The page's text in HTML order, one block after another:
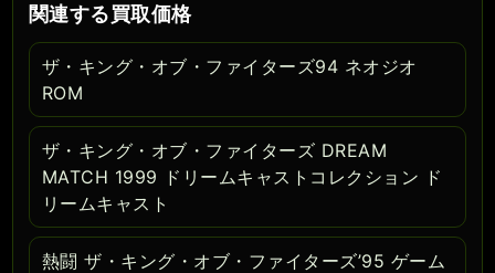
関連する買取価格
ザ・キング・オブ・ファイターズ94 ネオジオ
ROM
ザ・キング・オブ・ファイターズ DREAM
MATCH 1999 ドリームキャストコレクション ド
リームキャスト
熱闘 ザ・キング・オブ・ファイターズ’95 ゲーム